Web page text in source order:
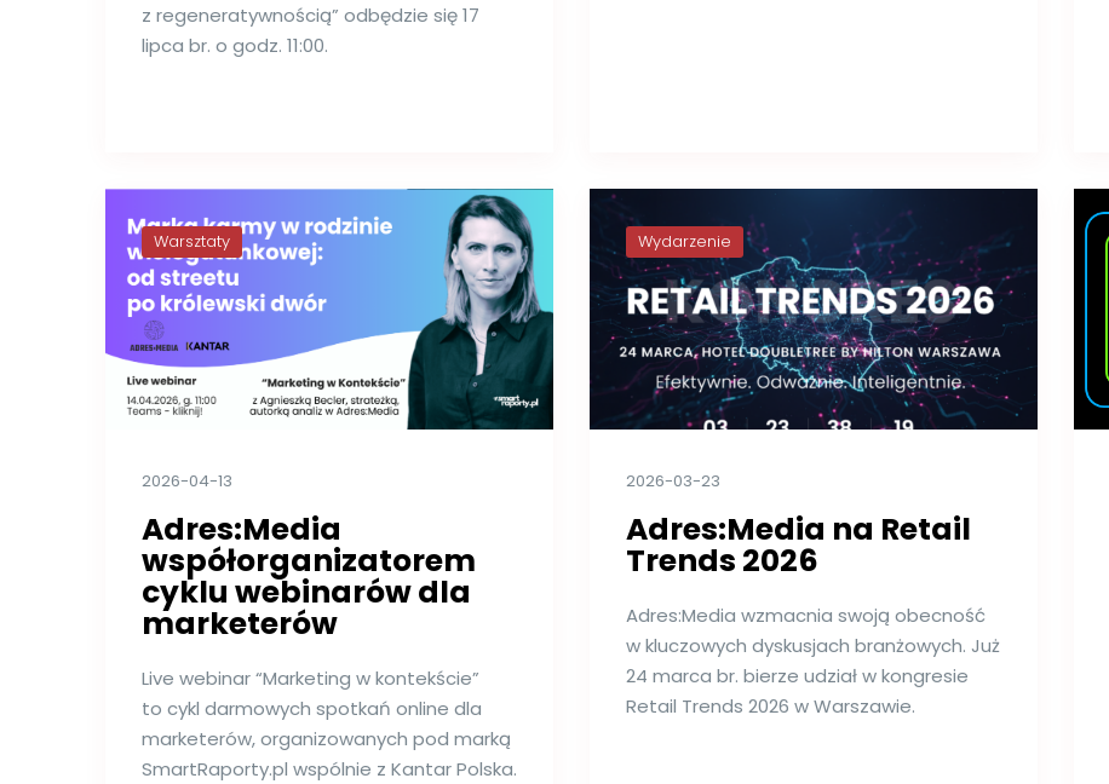
z regeneratywnością” odbędzie się 17
lipca br. o godz. 11:00.
Warsztaty
2026-04-13
Adres:Media
współorganizatorem
cyklu webinarów dla
marketerów
Live webinar “Marketing w kontekście”
to cykl darmowych spotkań online dla
marketerów, organizowanych pod marką
SmartRaporty.pl wspólnie z Kantar Polska.
Wydarzenie
2026-03-23
Adres:Media na Retail
Trends 2026
Adres:Media wzmacnia swoją obecność
w kluczowych dyskusjach branżowych. Już
24 marca br. bierze udział w kongresie
Retail Trends 2026 w Warszawie.